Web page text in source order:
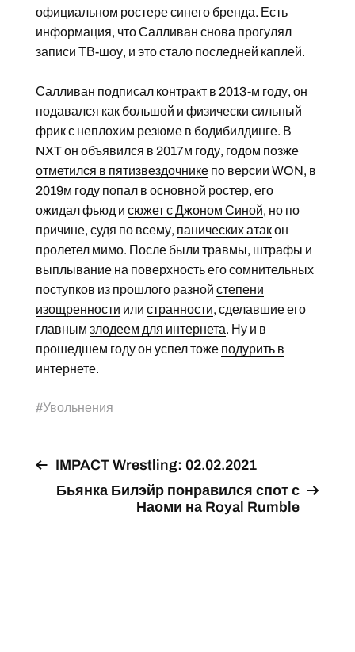
официальном ростере синего бренда. Есть
информация, что Салливан снова прогулял
записи ТВ-шоу, и это стало последней каплей.
Салливан подписал контракт в 2013-м году, он
подавался как большой и физически сильный
фрик с неплохим резюме в бодибилдинге. В
NXT он объявился в 2017м году, годом позже
отметился в пятизвездочникепо версии WON, в
2019м году попал в основной ростер, его
ожидал фьюд и сюжет с Джоном Синой, но по
причине, судя по всему, панических атакон
пролетел мимо. После были травмы, штрафы и
выплывание на поверхность его сомнительных
поступков из прошлого разной степени
изощренности или странности, сделавшие его
главным злодеем для интернета. Ну и в
прошедшем году он успел тоже подурить в
интернете.
#Увольнения
IMPACT Wrestling: 02.02.2021
Бьянка Билэйр понравился спот с
Наоми на Royal Rumble